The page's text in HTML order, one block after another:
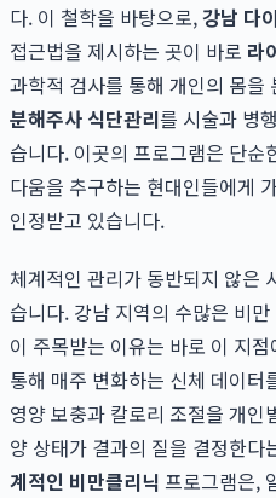
다. 이 철학을 바탕으로, 강남 다
접근법을 제시하는 곳이 바로 라
과학적 검사를 통해 개인의 몸을
분해주사 식단관리를 시술과 병
습니다. 이곳의 프로그램은 단순
다움을 추구하는 현대인들에게
인정받고 있습니다.
체계적인 관리가 동반되지 않은
습니다. 강남 지역의 수많은 비
이 주목받는 이유는 바로 이 지
통해 매주 변화하는 신체 데이터
영양 보충과 칼로리 조절을 개인
양 상태가 결과의 질을 결정한다
계적인 비만클리닉 프로그램은,